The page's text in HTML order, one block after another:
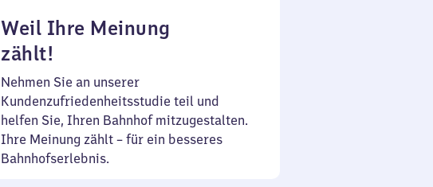
Weil Ihre Meinung
zählt!
Nehmen Sie an unserer
Kundenzufriedenheitsstudie teil und
helfen Sie, Ihren Bahnhof mitzugestalten.
Ihre Meinung zählt – für ein besseres
Bahnhofserlebnis.